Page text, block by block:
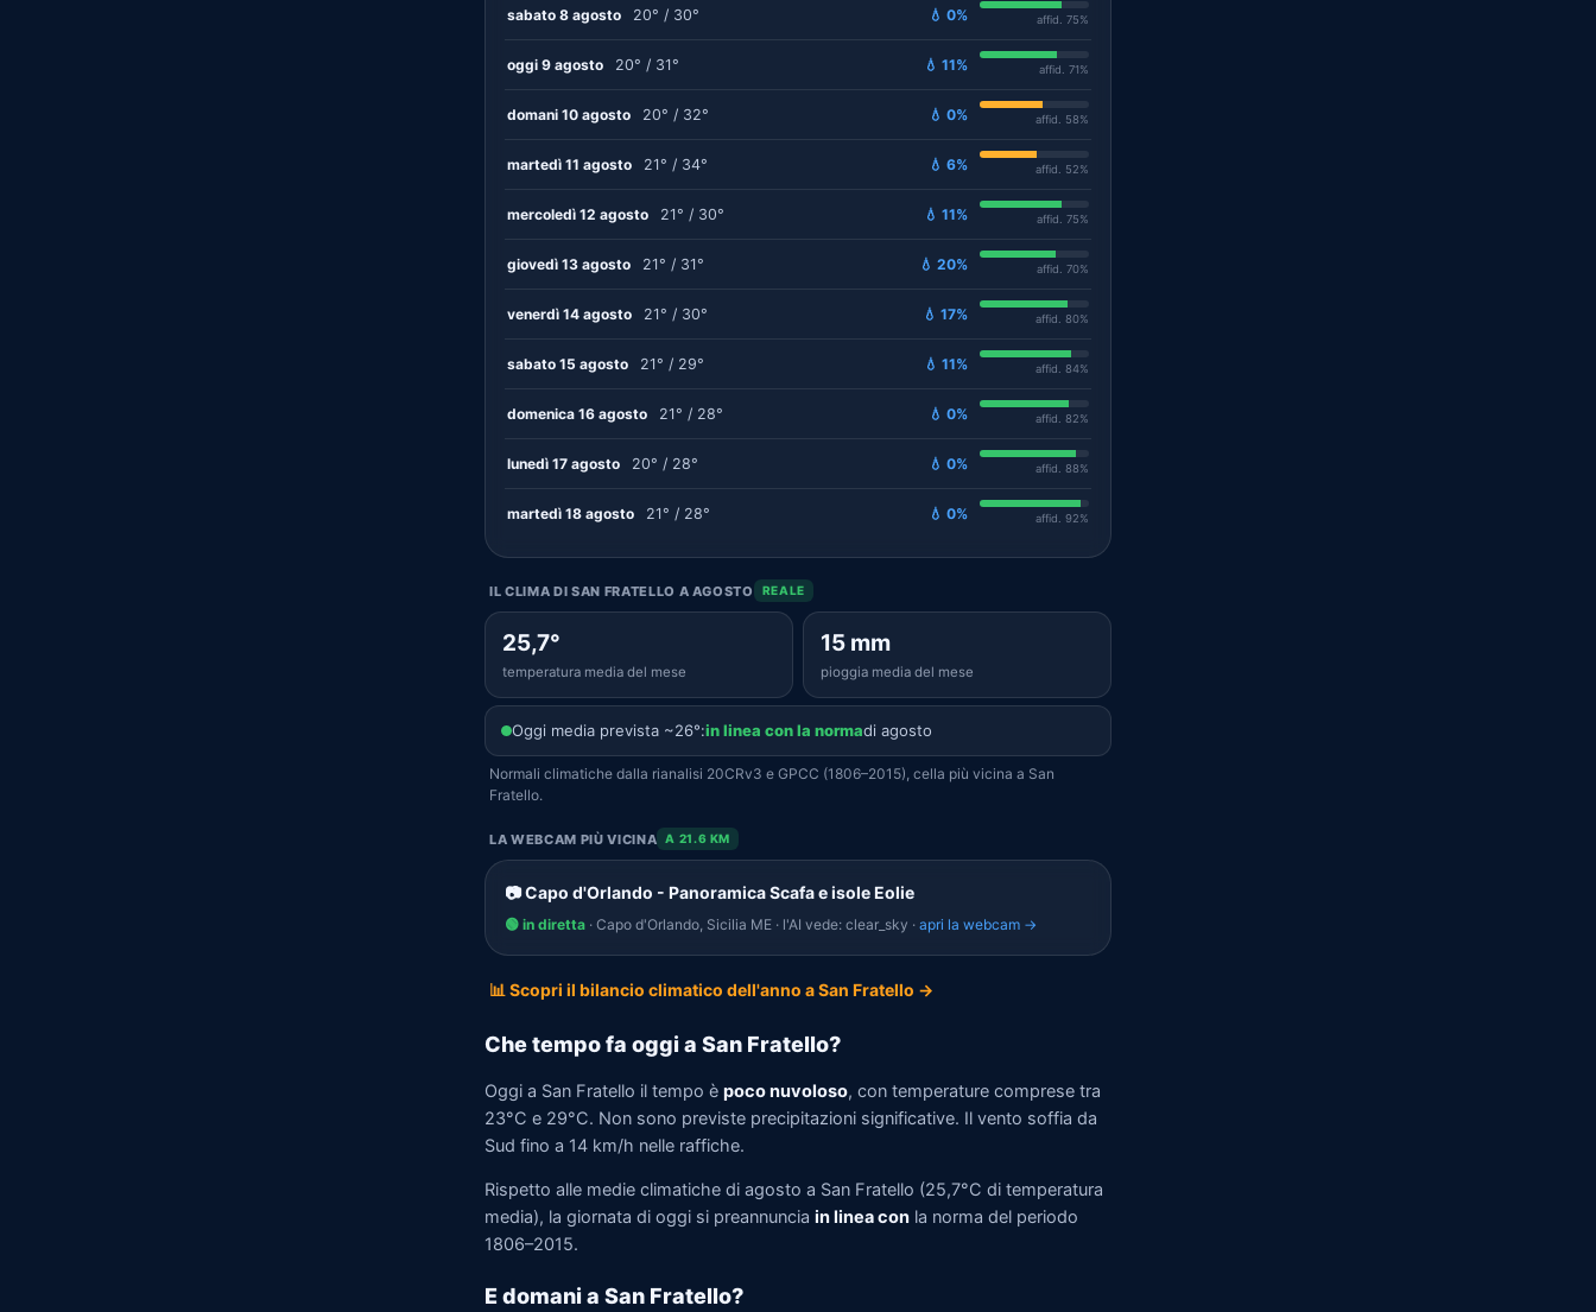
sabato 8 agosto 20° / 30° 💧 0% affid. 75%
oggi 9 agosto 20° / 31° 💧 11% affid. 71%
domani 10 agosto 20° / 32° 💧 0% affid. 58%
martedì 11 agosto 21° / 34° 💧 6% affid. 52%
mercoledì 12 agosto 21° / 30° 💧 11% affid. 75%
giovedì 13 agosto 21° / 31° 💧 20% affid. 70%
venerdì 14 agosto 21° / 30° 💧 17% affid. 80%
sabato 15 agosto 21° / 29° 💧 11% affid. 84%
domenica 16 agosto 21° / 28° 💧 0% affid. 82%
lunedì 17 agosto 20° / 28° 💧 0% affid. 88%
martedì 18 agosto 21° / 28° 💧 0% affid. 92%
IL CLIMA DI SAN FRATELLO A AGOSTO REALE
25,7°
temperatura media del mese
15 mm
pioggia media del mese
Oggi media prevista ~26°:in linea con la normadi agosto
Normali climatiche dalla rianalisi 20CRv3 e GPCC (1806–2015), cella più vicina a San
Fratello.
LA WEBCAM PIÙ VICINA A 21.6 KM
📷 Capo d'Orlando - Panoramica Scafa e isole Eolie
🟢 in diretta · Capo d'Orlando, Sicilia ME · l'AI vede: clear_sky · apri la webcam →
📊 Scopri il bilancio climatico dell'anno a San Fratello →
Che tempo fa oggi a San Fratello?
Oggi a San Fratello il tempo è poco nuvoloso, con temperature comprese tra
23°C e 29°C. Non sono previste precipitazioni significative. Il vento soffia da
Sud fino a 14 km/h nelle raffiche.
Rispetto alle medie climatiche di agosto a San Fratello (25,7°C di temperatura
media), la giornata di oggi si preannuncia in linea con la norma del periodo
1806–2015.
E domani a San Fratello?